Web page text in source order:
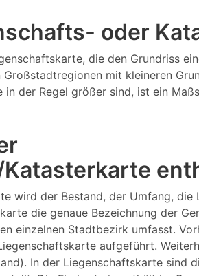
oder
die den Grundriss
mit kleineren
der Regel größer sind, ist ein
wird der Bestand, der Umfang, die
die genaue Bezeichnung der
einzelnen Stadtbezirk umfasst.
aufgeführt.
In der Liegenschaftskarte sind